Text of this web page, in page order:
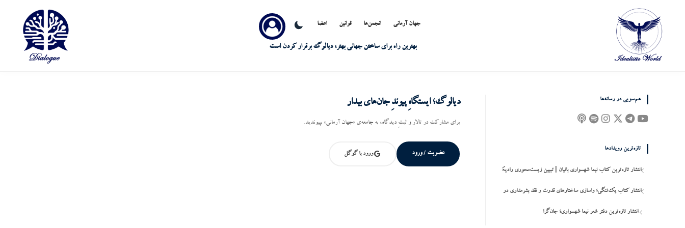
جهان آرمانی انجمن‌ها قوانین اعضا
بهترین راه برای ساختن جهانی بهتر، دیالوگ برقرار کردن است
هم‌سویی در رسانه‌ها
تازه‌ترین رویدادها
انتشار تازه‌ترین کتاب نیما شهسواری بانیان | تبیین زیست‌محوری رادیکال و بن‌افکنی انسان‌محوری
انتشار کتاب یک‌تنگی؛ واسازی ساختارهای قدرت و نقد بشرمداری در فلسفه اصالت جان
انتشار تازه‌ترین دفتر شعر نیما شهسواری؛ جان‌گرا
دیالوگ؛ ایستگاهِ پیوندِ جان‌های بیدار
برای مشارکت در تالار و ثبتِ دیدگاه، به جامعه‌ی «جهان آرمانی» بپیوندید.
عضویت / ورود ورود با گوگل